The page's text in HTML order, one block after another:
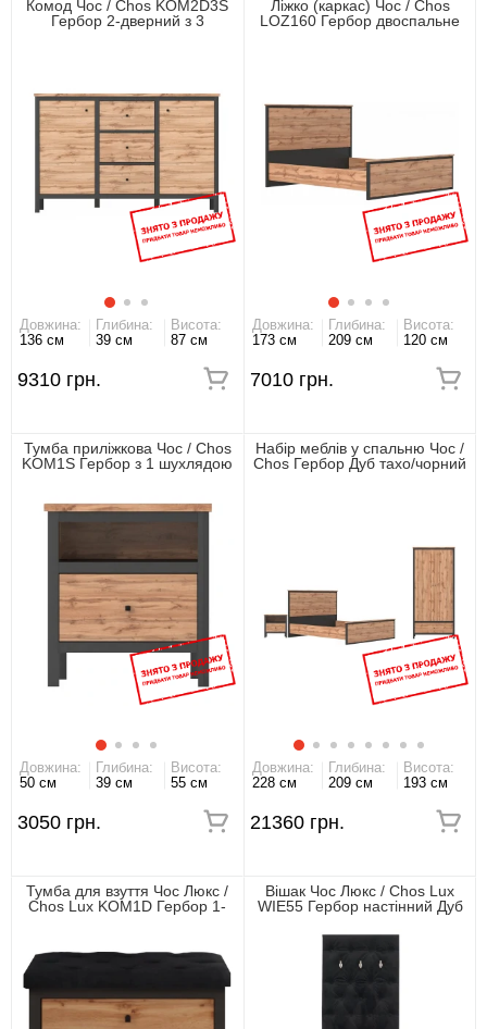
Комод Чос / Chos KOM2D3S
Гербор 2-дверний з 3
Довжина:
136 см
Глибина:
39 см
Висота:
87 см
9310 грн.
Ліжко (каркас) Чос / Chos
LOZ160 Гербор двоспальне
Довжина:
173 см
Глибина:
209 см
Висота:
120 см
7010 грн.
Тумба приліжкова Чос / Chos
KOM1S Гербор з 1 шухлядою
Довжина:
50 см
Глибина:
39 см
Висота:
55 см
3050 грн.
Набір меблів у спальню Чос /
Chos Гербор Дуб тахо/чорний
Довжина:
228 см
Глибина:
209 см
Висота:
193 см
21360 грн.
Тумба для взуття Чос Люкс /
Chos Lux KOM1D Гербор 1-
Вішак Чос Люкс / Chos Lux
WIE55 Гербор настінний Дуб